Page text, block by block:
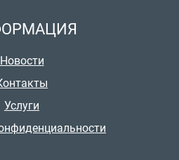
Новости
Услуги